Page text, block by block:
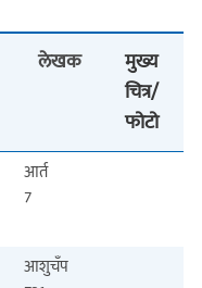
लेखक
मुख्य
चित्र/
फोटो
आर्त
7
आशुचँप